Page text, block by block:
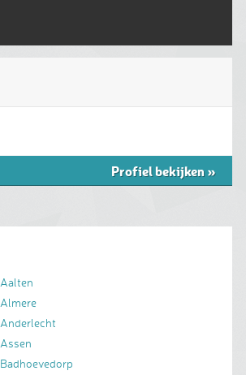
Profiel bekijken»
Aalten
Almere
Anderlecht
Assen
Badhoevedorp